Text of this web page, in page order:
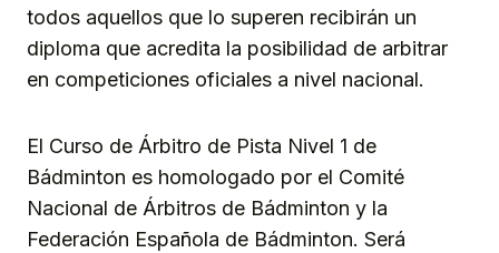
todos aquellos que lo superen recibirán un
diploma que acredita la posibilidad de arbitrar
en competiciones oficiales a nivel nacional.
El Curso de Árbitro de Pista Nivel 1 de
Bádminton es homologado por el Comité
Nacional de Árbitros de Bádminton y la
Federación Española de Bádminton. Será